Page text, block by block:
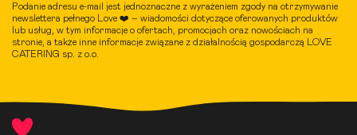
Podanie adresu e-mail jest jednoznaczne z wyrażeniem zgody na otrzymywanie
newslettera pełnego Love ❤️ – wiadomości dotyczące oferowanych produktów
lub usług, w tym informacje o ofertach, promocjach oraz nowościach na
stronie, a także inne informacje związane z działalnością gospodarczą LOVE
CATERING sp. z o.o.